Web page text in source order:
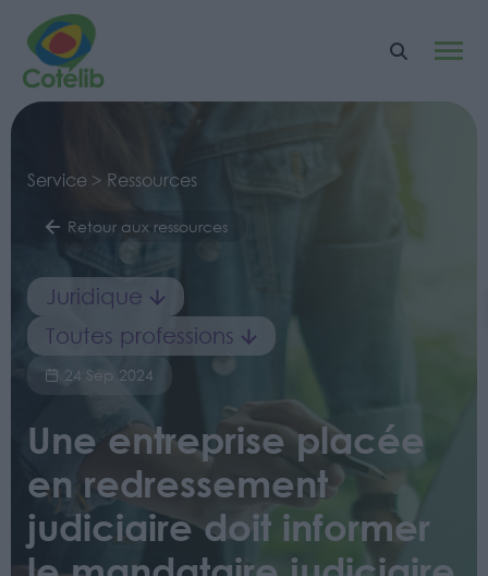
Service > Ressources
Retour aux ressources
Juridique
Toutes professions
24 Sep 2024
Une entreprise placée
en redressement
judiciaire doit informer